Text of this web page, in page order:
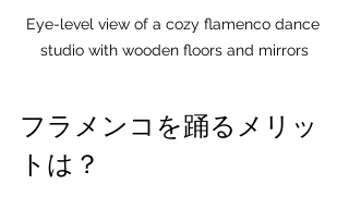
Eye-level view of a cozy flamenco dance
studio with wooden floors and mirrors
フラメンコを踊るメリッ
トは？